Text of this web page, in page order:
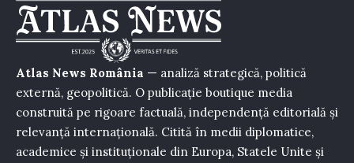
Atlas News România — analiză strategică, politică
externă, geopolitică. O publicație boutique media
construită pe rigoare factuală, independență editorială și
relevanță internațională. Citită în medii diplomatice,
academice și instituționale din Europa, Statele Unite și